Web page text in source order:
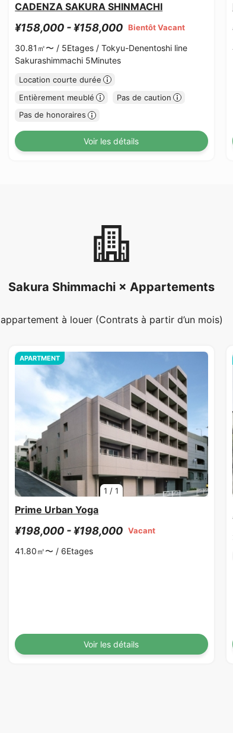
CADENZA SAKURA SHINMACHI
¥158,000 - ¥158,000 Bientôt Vacant
30.81㎡〜 / 5Etages /Tokyu-Denentoshi line
Sakurashimmachi 5Minutes
Location courte durée
Entièrement meublé
Pas de caution
Pas de honoraires
Voir les détails
Sakura Shimmachi × Appartements
appartement à louer (Contrats à partir d’un mois)
1 /1
APARTMENT
Prime Urban Yoga
¥198,000 - ¥198,000 Vacant
41.80㎡〜 / 6Etages
Voir les détails